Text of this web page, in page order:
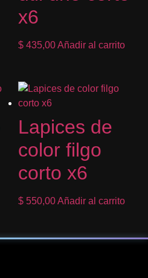
x6
$435,00 Añadir al carrito
Lapices de
color filgo
corto x6
$550,00 Añadir al carrito